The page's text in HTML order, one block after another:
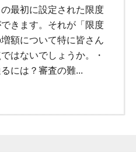
最初に設定された限度
きます。それが「限度
額について特に皆さん
はないでしょうか。・
には？審査の難...